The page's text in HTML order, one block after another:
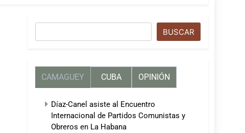
BUSCAR
CAMAGUEY CUBA OPINIÓN
Díaz-Canel asiste al Encuentro
Internacional de Partidos Comunistas y
Obreros en La Habana